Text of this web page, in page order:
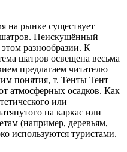
на рынке существует
Неискушённый
этом разнообразии. К
шатров освещена весьма
предлагаем читателю
понятия, т. Тенты Тент —
атмосферных осадков. Как
или
на каркас или
(например, деревьям,
используются туристами.